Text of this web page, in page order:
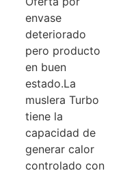
envase
deteriorado
pero producto
en buen
estado.La
muslera Turbo
tiene la
capacidad de
generar calor
controlado con